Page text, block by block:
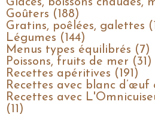
Goûters (188)
Gratins, poêlées, galettes
Légumes (144)
Menus types équilibrés (7)
Poissons, fruits de mer (31)
Recettes apéritives (191)
Recettes avec blanc d’œuf
Recettes avec
(11)